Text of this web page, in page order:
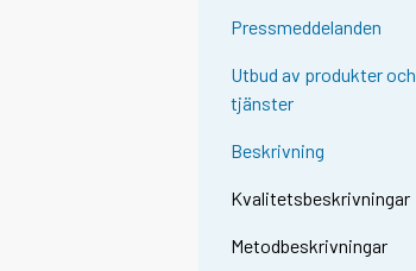
Pressmeddelanden
Utbud av produkter och
tjänster
Beskrivning
Kvalitetsbeskrivningar
Metodbeskrivningar